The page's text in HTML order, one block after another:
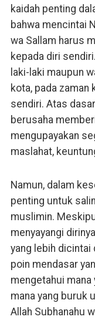
kaidah penting
bahwa mencintai
wa Sallam harus
kepada diri
laki-laki maupun
kota, pada zaman
sendiri. Atas
berusaha
mengupayakan
maslahat,
Namun, dalam
penting untuk
muslimin.
menyayangi
yang lebih dicintai
poin mendasar
mengetahui
mana yang buruk
Allah Subhanahu